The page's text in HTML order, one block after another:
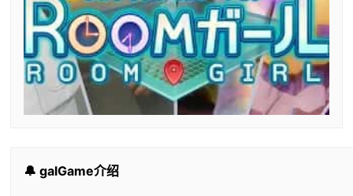
🔔 galGame介绍